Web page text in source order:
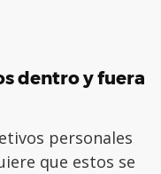
dentro y fuera
personales
que estos se